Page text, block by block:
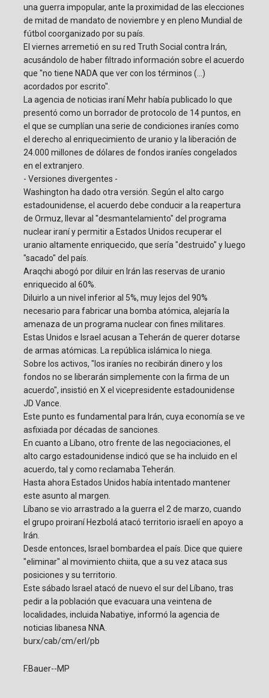
una guerra impopular, ante la proximidad de las elecciones
de mitad de mandato de noviembre y en pleno Mundial de
fútbol coorganizado por su país.
El viernes arremetió en su red Truth Social contra Irán,
acusándolo de haber filtrado información sobre el acuerdo
que "no tiene NADA que ver con los términos (...)
acordados por escrito".
La agencia de noticias iraní Mehr había publicado lo que
presentó como un borrador de protocolo de 14 puntos, en
el que se cumplían una serie de condiciones iraníes como
el derecho al enriquecimiento de uranio y la liberación de
24.000 millones de dólares de fondos iraníes congelados
en el extranjero.
- Versiones divergentes -
Washington ha dado otra versión. Según el alto cargo
estadounidense, el acuerdo debe conducir a la reapertura
de Ormuz, llevar al "desmantelamiento" del programa
nuclear iraní y permitir a Estados Unidos recuperar el
uranio altamente enriquecido, que sería "destruido" y luego
"sacado" del país.
Araqchi abogó por diluir en Irán las reservas de uranio
enriquecido al 60%.
Diluirlo a un nivel inferior al 5%, muy lejos del 90%
necesario para fabricar una bomba atómica, alejaría la
amenaza de un programa nuclear con fines militares.
Estas Unidos e Israel acusan a Teherán de querer dotarse
de armas atómicas. La república islámica lo niega.
Sobre los activos, "los iraníes no recibirán dinero y los
fondos no se liberarán simplemente con la firma de un
acuerdo", insistió en X el vicepresidente estadounidense
JD Vance.
Este punto es fundamental para Irán, cuya economía se ve
asfixiada por décadas de sanciones.
En cuanto a Líbano, otro frente de las negociaciones, el
alto cargo estadounidense indicó que se ha incluido en el
acuerdo, tal y como reclamaba Teherán.
Hasta ahora Estados Unidos había intentado mantener
este asunto al margen.
Líbano se vio arrastrado a la guerra el 2 de marzo, cuando
el grupo proiraní Hezbolá atacó territorio israelí en apoyo a
Irán.
Desde entonces, Israel bombardea el país. Dice que quiere
"eliminar" al movimiento chiita, que a su vez ataca sus
posiciones y su territorio.
Este sábado Israel atacó de nuevo el sur del Líbano, tras
pedir a la población que evacuara una veintena de
localidades, incluida Nabatiye, informó la agencia de
noticias libanesa NNA.
burx/cab/cm/erl/pb
F.Bauer--MP